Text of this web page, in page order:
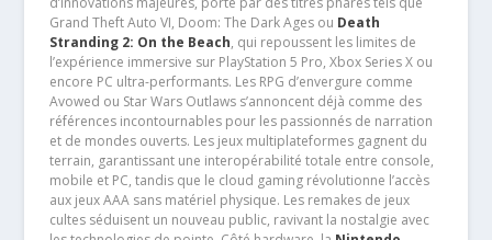
Grand Theft Auto VI, Doom: The Dark Ages ou Death
Stranding 2: On the Beach, qui repoussent les limites de
l’expérience immersive sur PlayStation 5 Pro, Xbox Series X ou
encore PC ultra-performants. Les RPG d’envergure comme
Avowed ou Star Wars Outlaws s’annoncent déjà comme des
références incontournables pour les passionnés de narration
et de mondes ouverts. Les jeux multiplateformes gagnent du
terrain, garantissant une interopérabilité totale entre console,
mobile et PC, tandis que le cloud gaming révolutionne l’accès
aux jeux AAA sans matériel physique. Les remakes de jeux
cultes séduisent un nouveau public, ravivant la nostalgie avec